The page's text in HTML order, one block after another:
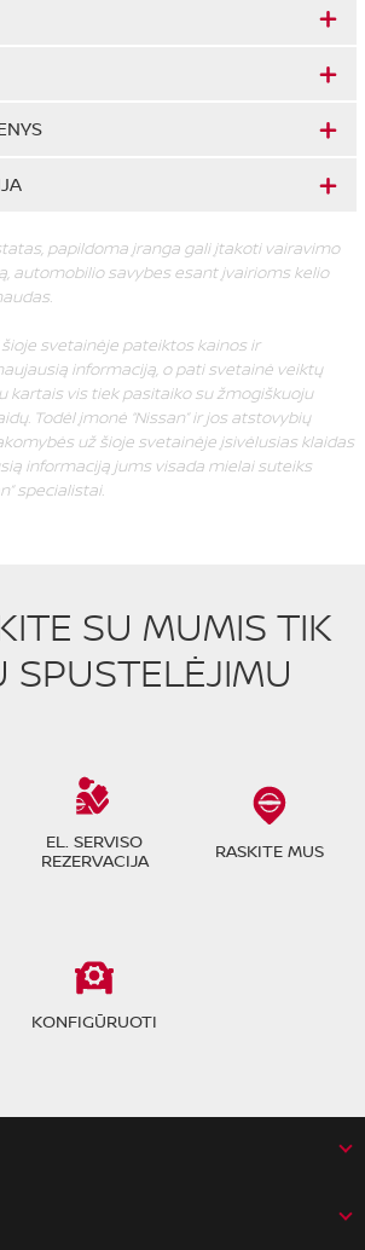
papildoma įranga gali įtakoti vairavimo
automobilio savybes esant įvairioms kelio
šioje svetainėje pateiktos kainos ir
informaciją, o pati svetainė veiktų
kartais vis tiek pasitaiko su žmogiškuoju
Todėl įmonė “Nissan” ir jos atstovybių
už šioje svetainėje įsivėlusias klaidas
informaciją jums visada mielai suteiks
specialistai.
SU MUMIS TIK
SPUSTELĖJIMU
EL. SERVISO
REZERVACIJA
RASKITE MUS
KONFIGŪRUOTI